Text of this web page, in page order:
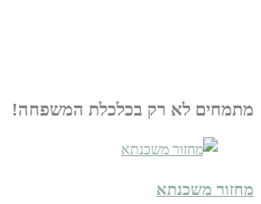
מתמחים לא רק בכלכלת המשפחה!
מחזור משכנתא